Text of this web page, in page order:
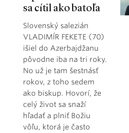
sa cítil ako batoľa
Slovenský salezián
VLADIMÍR FEKETE (70)
išiel do Azerbajdžanu
pôvodne iba na tri roky.
No už je tam šestnásť
rokov, z toho sedem
ako biskup. Hovorí, že
celý život sa snaží
hľadať a plniť Božiu
vôľu, ktorá je často